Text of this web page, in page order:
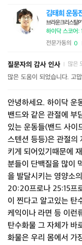
김태희 운동
브라운크리스탈
하이닥 스코어:
전문가동의 0
질문자의 감사 인사 많은
많은 도움이 되었습니다. 고
안녕하세요. 하이닥 운
밴드와 같은 관절에 부
있는 운동들(밴드 사이
스텐션 등등)은 관절의
키게 되어있기때문에
분들이 단백질을 많이
을 발달시키는 영양소
20:20프로나 25:15프
이 찐다고 알고있는 탄
케익이나 라면 등 이런
탄수화물 그 자체가 바
화물은 우리 몸에서 가